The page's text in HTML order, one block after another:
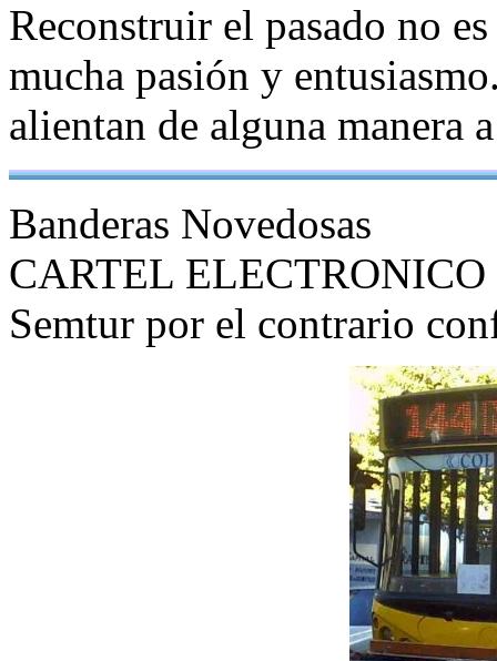
Reconstruir el pasado no
mucha pasión y
alientan de alguna manera
Banderas Novedosas
CARTEL
Semtur por el contrario